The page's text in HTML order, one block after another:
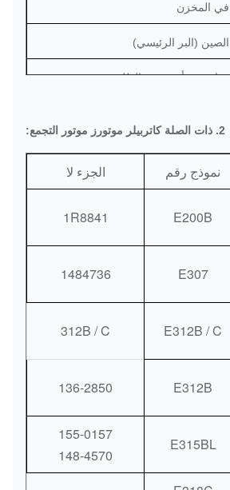
في المخزن
الصين (البر الرئيسي)
قوانغتشو أو حسب الطلب
إس / الشحن الجوي / الشحن البحري
البنك / ويسترن يونيون / باي بال
2. ذات الصلة كاتربيلر موتورز موتور التجمع:
نموذج رقم
الجزء لا
E200B
1R8841
E307
1484736
E312B / C
312B / C
E312B
136-2850
E315BL
155-0157
148-4570